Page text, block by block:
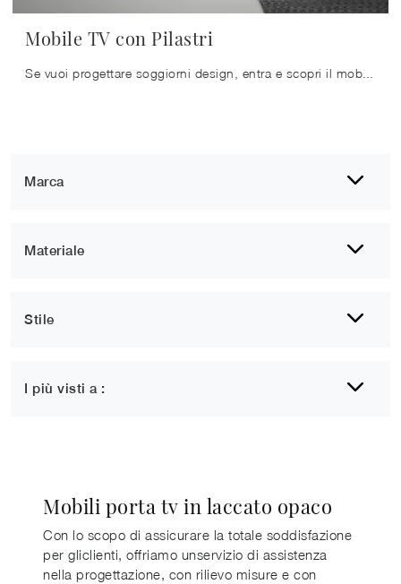
Marca
Materiale
Stile
I più visti a :
Mobile TV con Pilastri
Mobili porta tv in laccato opaco
Con lo scopo di assicurare la totale soddisfazione
per gliclienti, offriamo unservizio di assistenza
nella progettazione, con rilievo misure e con